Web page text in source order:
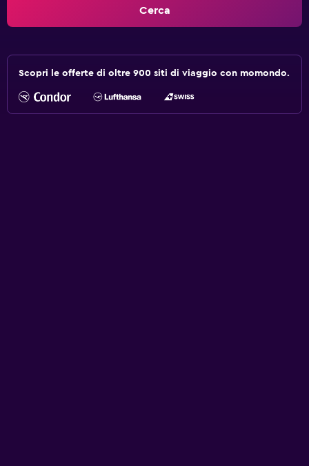
Cerca
Scopri le offerte di oltre 900 siti di viaggio con momondo.